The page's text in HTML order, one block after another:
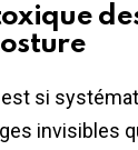
si
invisibles